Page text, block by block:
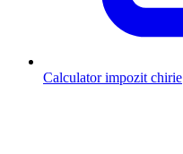
Calculator impozit chirie